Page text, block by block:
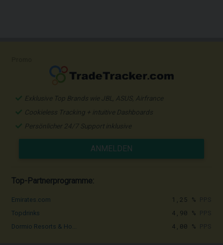
Exklusive Top Brands wie JBL, ASUS, Airfrance
Cookieless Tracking + intuitive Dashboards
Persönlicher 24/7 Support inklusive
ANMELDEN
Top-Partnerprogramme:
Emirates.com 1,25 %
Topdrinks 4,90 %
Dormio Resorts & Ho... 4,00 %